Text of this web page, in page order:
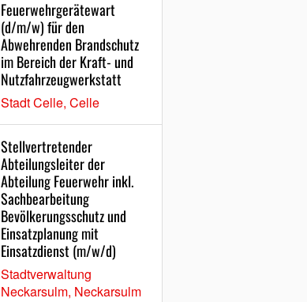
Feuerwehrgerätewart
(d/m/w) für den
Abwehrenden Brandschutz
im Bereich der Kraft- und
Nutzfahrzeugwerkstatt
Stadt Celle, Celle
Stellvertretender
Abteilungsleiter der
Abteilung Feuerwehr inkl.
Sachbearbeitung
Bevölkerungsschutz und
Einsatzplanung mit
Einsatzdienst (m/w/d)
Stadtverwaltung
Neckarsulm, Neckarsulm